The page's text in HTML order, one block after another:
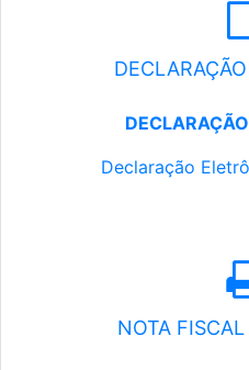
Declaração
NOTA